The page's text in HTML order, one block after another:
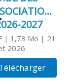
2027
| 1,73 Mo | 21
2026